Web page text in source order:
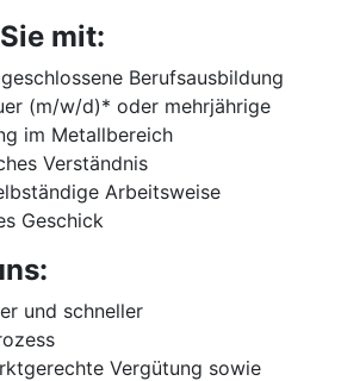
mit:
Berufsausbildung
(m/w/d)* oder mehrjährige
im Metallbereich
Verständnis
Arbeitsweise
Geschick
und schneller
Vergütung sowie